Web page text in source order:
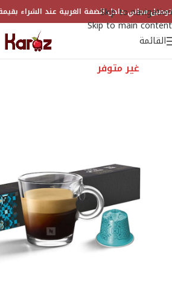
Skip to navigation
Skip to main content
توصيل مجاني داخل الضفة الغربية عند الشراء بقيمة 500
القائمة
غير متوفر